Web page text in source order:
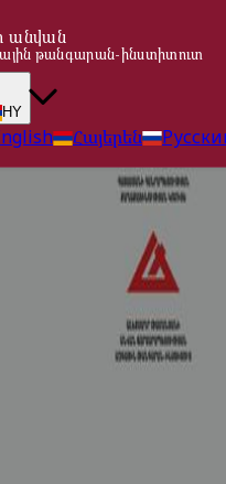
անվան
թանգարան-ինստիտուտ
HY
Հայերեն